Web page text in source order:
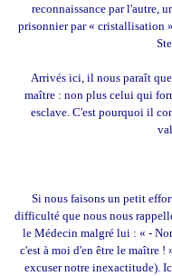
reconnaissance par l'autre,
prisonnier par « cristallisation
Arrivés ici, il nous paraît
maître : non plus celui qui
esclave. C'est pourquoi il
Si nous faisons un petit
difficulté que nous nous
le Médecin malgré lui : « -
c'est à moi d'en être le maître
excuser notre inexactitude).